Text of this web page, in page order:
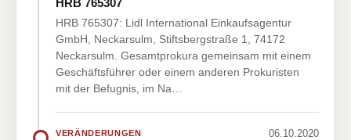
HRB 765307: Lidl International Einkaufsagentur
GmbH, Neckarsulm, Stiftsbergstraße 1, 74172
Neckarsulm. Gesamtprokura gemeinsam mit einem
Geschäftsführer oder einem anderen Prokuristen
mit der Befugnis, im Na…
VERÄNDERUNGEN 06.10.2020